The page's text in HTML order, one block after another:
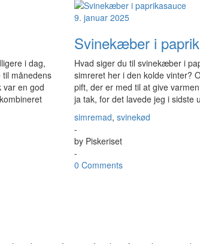
i dag,
månedens
en god
9. januar 2025
Svinekæber i
Hvad siger du til svinekæber i
simreret her i den kolde vinter?
pift, der er med til at give
ja tak, for det lavede jeg i sidste
simremad, svinekød
-
by Piskeriset
-
0 Comments